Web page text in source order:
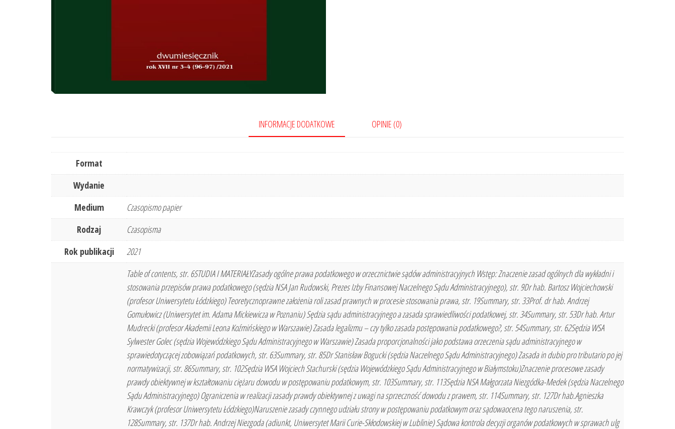
INFORMACJE DODATKOWE OPINIE (0)
Format
Wydanie
Medium
Czasopismo papier
Rodzaj
Czasopisma
Rok publikacji
2021
Table of contents, str. 6STUDIA I MATERIAŁYZasady ogólne prawa podatkowego w orzecznictwie sądów administracyjnych Wstęp: Znaczenie zasad ogólnych dla wykładni i
stosowania przepisów prawa podatkowego (sędzia NSA Jan Rudowski, Prezes Izby Finansowej Naczelnego Sądu Administracyjnego), str. 9Dr hab. Bartosz Wojciechowski
(profesor Uniwersytetu Łódzkiego) Teoretycznoprawne założenia roli zasad prawnych w procesie stosowania prawa, str. 19Summary, str. 33Prof. dr hab. Andrzej
Gomułowicz (Uniwersytet im. Adama Mickiewicza w Poznaniu) Sędzia sądu administracyjnego a zasada sprawiedliwości podatkowej, str. 34Summary, str. 53Dr hab. Artur
Mudrecki (profesor Akademii Leona Koźmińskiego w Warszawie) Zasada legalizmu – czy tylko zasada postępowania podatkowego?, str. 54Summary, str. 62Sędzia WSA
Sylwester Golec (sędzia Wojewódzkiego Sądu Administracyjnego w Warszawie) Zasada proporcjonalności jako podstawa orzeczenia sądu administracyjnego w
sprawiedotyczącej zobowiązań podatkowych, str. 63Summary, str. 85Dr Stanisław Bogucki (sędzia Naczelnego Sądu Administracyjnego) Zasada in dubio pro tributario po jej
normatywizacji, str. 86Summary, str. 102Sędzia WSA Wojciech Stachurski (sędzia Wojewódzkiego Sądu Administracyjnego w Białymstoku)Znaczenie procesowe zasady
prawdy obiektywnej w kształtowaniu ciężaru dowodu w postępowaniu podatkowym, str. 103Summary, str. 113Sędzia NSA Małgorzata Niezgódka-Medek (sędzia Naczelnego
Sądu Administracyjnego) Ograniczenia w realizacji zasady prawdy obiektywnej z uwagi na sprzeczność dowodu z prawem, str. 114Summary, str. 127Dr hab.Agnieszka
Krawczyk (profesor Uniwersytetu Łódzkiego)Naruszenie zasady czynnego udziału strony w postępowaniu podatkowym oraz sądowaocena tego naruszenia, str.
128Summary, str. 137Dr hab. Andrzej Niezgoda (adiunkt, Uniwersytet Marii Curie-Skłodowskiej w Lublinie) Sądowa kontrola decyzji organów podatkowych w sprawach ulg